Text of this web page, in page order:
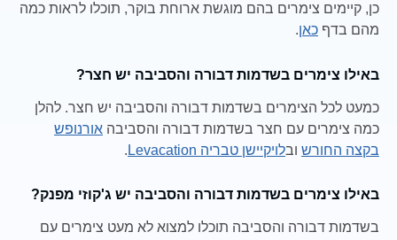
כן, קיימים צימרים בהם מוגשת ארוחת בוקר, תוכלו לראות כמה
מהם בדף כאן.
באילו צימרים בשדמות דבורה והסביבה יש חצר?
כמעט לכל הצימרים בשדמות דבורה והסביבה יש חצר. להלן
כמה צימרים עם חצר בשדמות דבורה והסביבה אורנופש
בקצה החורש ובלויקיישן טבריה Levacation .
באילו צימרים בשדמות דבורה והסביבה יש ג'קוזי מפנק?
בשדמות דבורה והסביבה תוכלו למצוא לא מעט צימרים עם